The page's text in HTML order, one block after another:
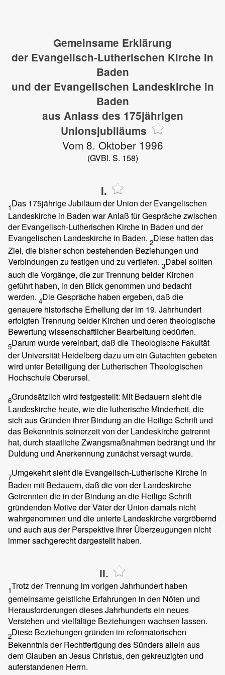
Gemeinsame Erklärung
der Evangelisch-Lutherischen Kirche in
Baden
und der Evangelischen Landeskirche in
Baden
aus Anlass des 175jährigen
Unionsjubiläums
Vom 8. Oktober 1996
(GVBl. S. 158)
I.
1Das 175jährige Jubiläum der Union der Evangelischen
Landeskirche in Baden war Anlaß für Gespräche zwischen
der Evangelisch-Lutherischen Kirche in Baden und der
Evangelischen Landeskirche in Baden. 2Diese hatten das
Ziel, die bisher schon bestehenden Beziehungen und
Verbindungen zu festigen und zu vertiefen. 3Dabei sollten
auch die Vorgänge, die zur Trennung beider Kirchen
geführt haben, in den Blick genommen und bedacht
werden. 4Die Gespräche haben ergeben, daß die
genauere historische Erhellung der im 19. Jahrhundert
erfolgten Trennung beider Kirchen und deren theologische
Bewertung wissenschaftlicher Bearbeitung bedürfen.
5Darum wurde vereinbart, daß die Theologische Fakultät
der Universität Heidelberg dazu um ein Gutachten gebeten
wird unter Beteiligung der Lutherischen Theologischen
Hochschule Oberursel.
6Grundsätzlich wird festgestellt: Mit Bedauern sieht die
Landeskirche heute, wie die lutherische Minderheit, die
sich aus Gründen ihrer Bindung an die Heilige Schrift und
das Bekenntnis seinerzeit von der Landeskirche getrennt
hat, durch staatliche Zwangsmaßnahmen bedrängt und ihr
Duldung und Anerkennung zunächst versagt wurde.
7Umgekehrt sieht die Evangelisch-Lutherische Kirche in
Baden mit Bedauern, daß die von der Landeskirche
Getrennten die in der Bindung an die Heilige Schrift
gründenden Motive der Väter der Union damals nicht
wahrgenommen und die unierte Landeskirche vergröbernd
und auch aus der Perspektive ihrer Überzeugungen nicht
immer sachgerecht dargestellt haben.
II.
1Trotz der Trennung im vorigen Jahrhundert haben
gemeinsame geistliche Erfahrungen in den Nöten und
Herausforderungen dieses Jahrhunderts ein neues
Verstehen und vielfältige Beziehungen wachsen lassen.
2Diese Beziehungen gründen im reformatorischen
Bekenntnis der Rechtfertigung des Sünders allein aus
dem Glauben an Jesus Christus, den gekreuzigten und
auferstandenen Herrn.